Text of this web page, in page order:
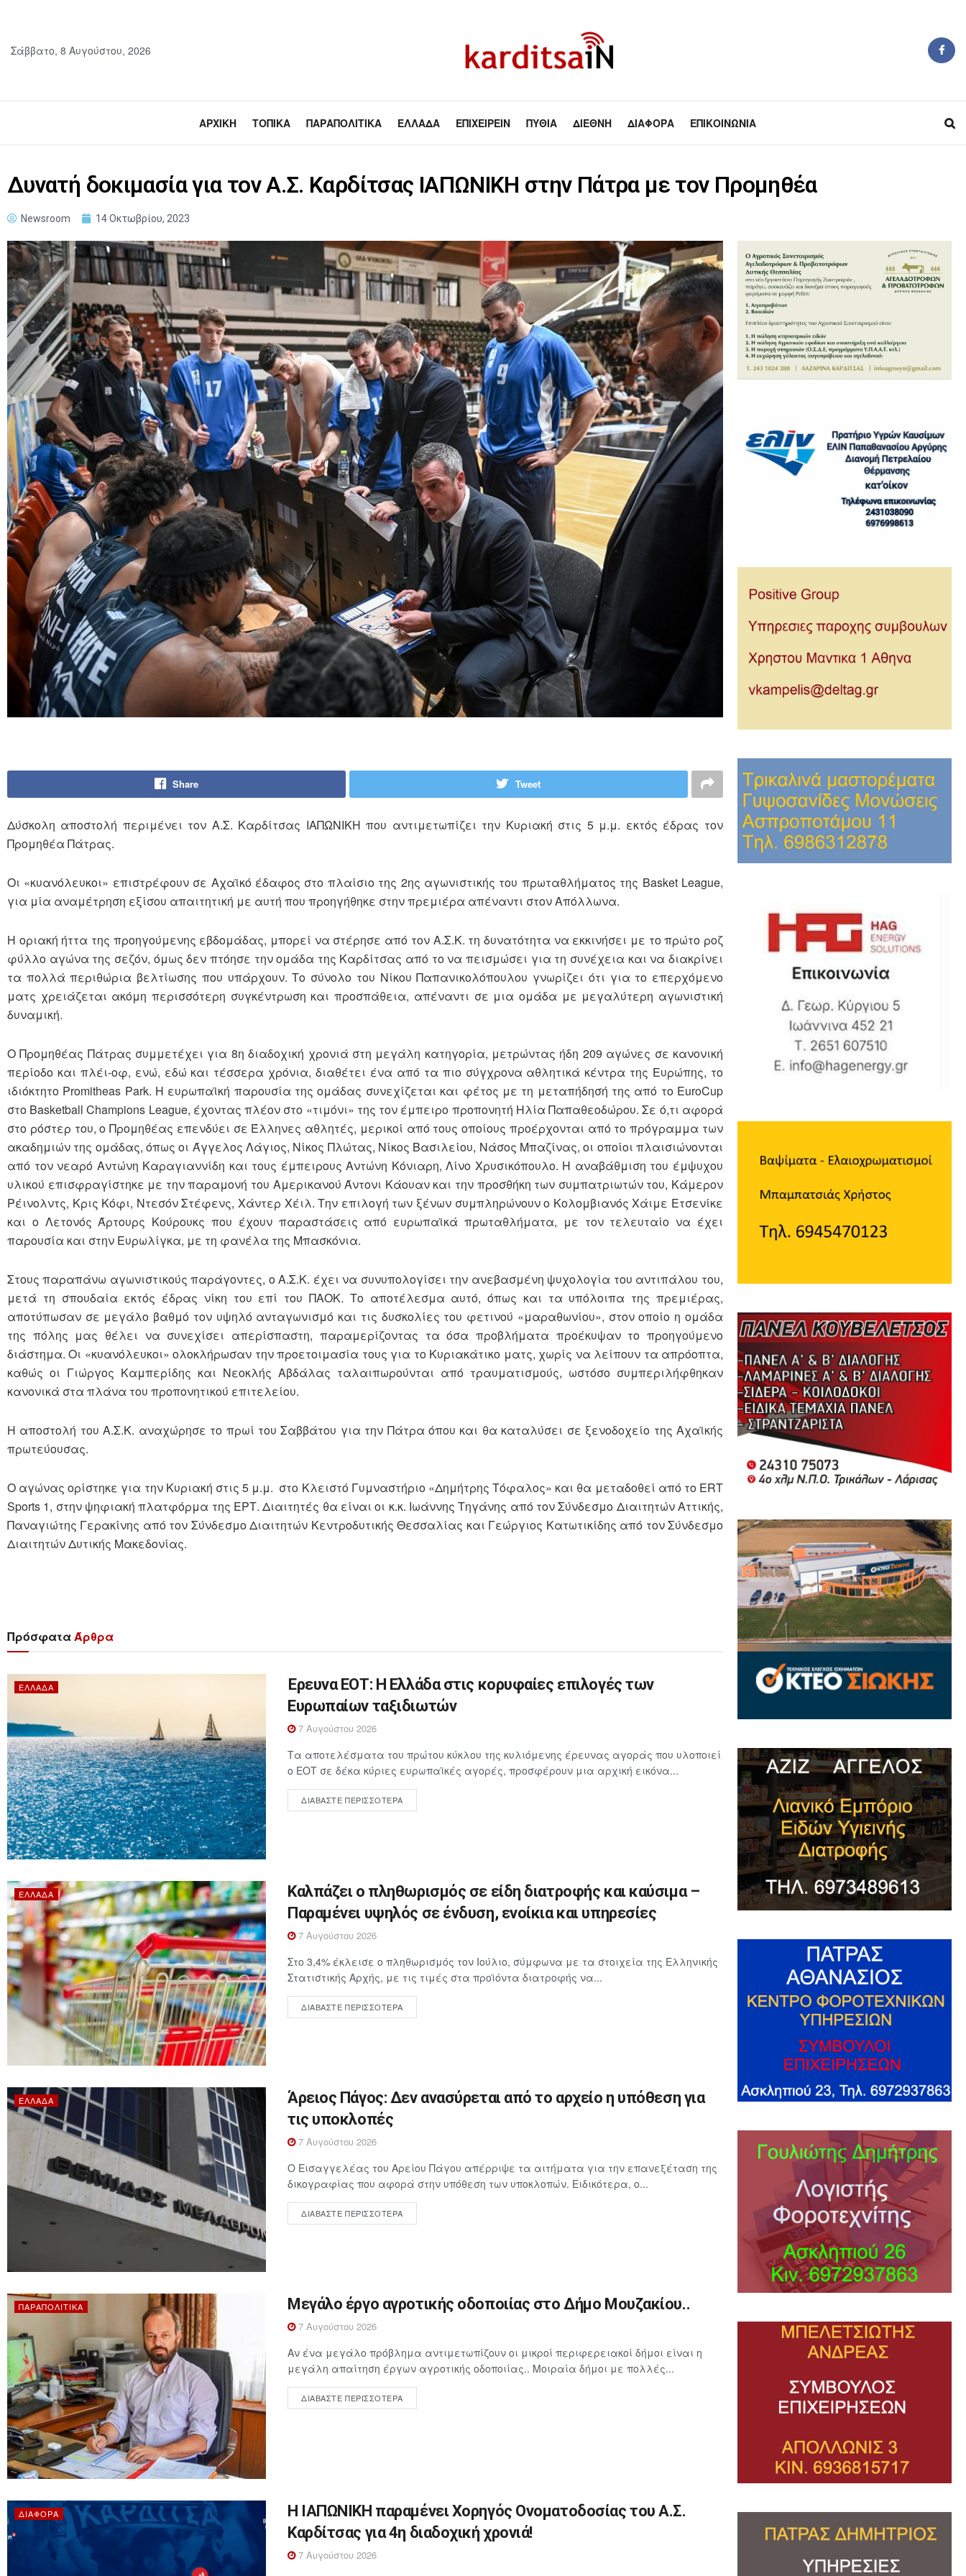
Σάββατο, 8 Αυγούστου, 2026
ΑΡΧΙΚΉ ΤΟΠΙΚΆ ΠΑΡΑΠΟΛΙΤΙΚΆ ΕΛΛΆΔΑ ΕΠΙΧΕΙΡΕΊΝ ΠΥΘΊΑ ΔΙΕΘΝΉ ΔΙΆΦΟΡΑ ΕΠΙΚΟΙΝΩΝΊΑ
Δυνατή δοκιμασία για τον Α.Σ. Καρδίτσας ΙΑΠΩΝΙΚΗ στην Πάτρα με τον Προμηθέα
Newsroom 14 Οκτωβρίου, 2023
Share Tweet
Δύσκολη αποστολή περιμένει τον Α.Σ. Καρδίτσας ΙΑΠΩΝΙΚΗ που αντιμετωπίζει την Κυριακή στις 5 μ.μ. εκτός έδρας τον
Προμηθέα Πάτρας.
Οι «κυανόλευκοι» επιστρέφουν σε Αχαϊκό έδαφος στο πλαίσιο της 2ης αγωνιστικής του πρωταθλήματος της Basket League,
για μία αναμέτρηση εξίσου απαιτητική με αυτή που προηγήθηκε στην πρεμιέρα απέναντι στον Απόλλωνα.
Η οριακή ήττα της προηγούμενης εβδομάδας, μπορεί να στέρησε από τον Α.Σ.Κ. τη δυνατότητα να εκκινήσει με το πρώτο ροζ
φύλλο αγώνα της σεζόν, όμως δεν πτόησε την ομάδα της Καρδίτσας από το να πεισμώσει για τη συνέχεια και να διακρίνει
τα πολλά περιθώρια βελτίωσης που υπάρχουν. Το σύνολο του Νίκου Παπανικολόπουλου γνωρίζει ότι για το επερχόμενο
ματς χρειάζεται ακόμη περισσότερη συγκέντρωση και προσπάθεια, απέναντι σε μια ομάδα με μεγαλύτερη αγωνιστική
δυναμική.
Ο Προμηθέας Πάτρας συμμετέχει για 8η διαδοχική χρονιά στη μεγάλη κατηγορία, μετρώντας ήδη 209 αγώνες σε κανονική
περίοδο και πλέι-οφ, ενώ, εδώ και τέσσερα χρόνια, διαθέτει ένα από τα πιο σύγχρονα αθλητικά κέντρα της Ευρώπης, το
ιδιόκτητο Promitheas Park. Η ευρωπαϊκή παρουσία της ομάδας συνεχίζεται και φέτος με τη μεταπήδησή της από το EuroCup
στο Basketball Champions League, έχοντας πλέον στο «τιμόνι» της τον έμπειρο προπονητή Ηλία Παπαθεοδώρου. Σε ό,τι αφορά
στο ρόστερ του, ο Προμηθέας επενδύει σε Έλληνες αθλητές, μερικοί από τους οποίους προέρχονται από το πρόγραμμα των
ακαδημιών της ομάδας, όπως οι Άγγελος Λάγιος, Νίκος Πλώτας, Νίκος Βασιλείου, Νάσος Μπαζίνας, οι οποίοι πλαισιώνονται
από τον νεαρό Αντώνη Καραγιαννίδη και τους έμπειρους Αντώνη Κόνιαρη, Λίνο Χρυσικόπουλο. Η αναβάθμιση του έμψυχου
υλικού επισφραγίστηκε με την παραμονή του Αμερικανού Άντονι Κάουαν και την προσθήκη των συμπατριωτών του, Κάμερον
Ρέινολντς, Κρις Κόφι, Ντεσόν Στέφενς, Χάντερ Χέιλ. Την επιλογή των ξένων συμπληρώνουν ο Κολομβιανός Χάιμε Ετσενίκε
και ο Λετονός Άρτουρς Κούρουκς που έχουν παραστάσεις από ευρωπαϊκά πρωταθλήματα, με τον τελευταίο να έχει
παρουσία και στην Ευρωλίγκα, με τη φανέλα της Μπασκόνια.
Στους παραπάνω αγωνιστικούς παράγοντες, ο Α.Σ.Κ. έχει να συνυπολογίσει την ανεβασμένη ψυχολογία του αντιπάλου του,
μετά τη σπουδαία εκτός έδρας νίκη του επί του ΠΑΟΚ. Το αποτέλεσμα αυτό, όπως και τα υπόλοιπα της πρεμιέρας,
αποτύπωσαν σε μεγάλο βαθμό τον υψηλό ανταγωνισμό και τις δυσκολίες του φετινού «μαραθωνίου», στον οποίο η ομάδα
της πόλης μας θέλει να συνεχίσει απερίσπαστη, παραμερίζοντας τα όσα προβλήματα προέκυψαν το προηγούμενο
διάστημα. Οι «κυανόλευκοι» ολοκλήρωσαν την προετοιμασία τους για το Κυριακάτικο ματς, χωρίς να λείπουν τα απρόοπτα,
καθώς οι Γιώργος Καμπερίδης και Νεοκλής Αβδάλας ταλαιπωρούνται από τραυματισμούς, ωστόσο συμπεριλήφθηκαν
κανονικά στα πλάνα του προπονητικού επιτελείου.
Η αποστολή του Α.Σ.Κ. αναχώρησε το πρωί του Σαββάτου για την Πάτρα όπου και θα καταλύσει σε ξενοδοχείο της Αχαϊκής
πρωτεύουσας.
Ο αγώνας ορίστηκε για την Κυριακή στις 5 μ.μ. στο Κλειστό Γυμναστήριο «Δημήτρης Τόφαλος» και θα μεταδοθεί από το ERT
Sports 1, στην ψηφιακή πλατφόρμα της ΕΡΤ. Διαιτητές θα είναι οι κ.κ. Ιωάννης Τηγάνης από τον Σύνδεσμο Διαιτητών Αττικής,
Παναγιώτης Γερακίνης από τον Σύνδεσμο Διαιτητών Κεντροδυτικής Θεσσαλίας και Γεώργιος Κατωτικίδης από τον Σύνδεσμο
Διαιτητών Δυτικής Μακεδονίας.
ΠρόσφαταΆρθρα
ΕΛΛΆΔΑ
Έρευνα ΕΟΤ: Η Ελλάδα στις κορυφαίες επιλογές των
Ευρωπαίων ταξιδιωτών
7 Αυγούστου 2026
Τα αποτελέσματα του πρώτου κύκλου της κυλιόμενης έρευνας αγοράς που υλοποιεί
ο ΕΟΤ σε δέκα κύριες ευρωπαϊκές αγορές, προσφέρουν μια αρχική εικόνα...
ΔΙΑΒΆΣΤΕ ΠΕΡΙΣΣΌΤΕΡΑ
ΕΛΛΆΔΑ
Καλπάζει ο πληθωρισμός σε είδη διατροφής και καύσιμα –
Παραμένει υψηλός σε ένδυση, ενοίκια και υπηρεσίες
7 Αυγούστου 2026
Στο 3,4% έκλεισε ο πληθωρισμός τον Ιούλιο, σύμφωνα με τα στοιχεία της Ελληνικής
Στατιστικής Αρχής, με τις τιμές στα προϊόντα διατροφής να...
ΔΙΑΒΆΣΤΕ ΠΕΡΙΣΣΌΤΕΡΑ
ΕΛΛΆΔΑ
Άρειος Πάγος: Δεν ανασύρεται από το αρχείο η υπόθεση για
τις υποκλοπές
7 Αυγούστου 2026
Ο Εισαγγελέας του Αρείου Πάγου απέρριψε τα αιτήματα για την επανεξέταση της
δικογραφίας που αφορά στην υπόθεση των υποκλοπών. Ειδικότερα, ο...
ΔΙΑΒΆΣΤΕ ΠΕΡΙΣΣΌΤΕΡΑ
ΠΑΡΑΠΟΛΙΤΙΚΆ Μεγάλο έργο αγροτικής οδοποιίας στο Δήμο Μουζακίου..
7 Αυγούστου 2026
Αν ένα μεγάλο πρόβλημα αντιμετωπίζουν οι μικροί περιφερειακοί δήμοι είναι η
μεγάλη απαίτηση έργων αγροτικής οδοποιίας.. Μοιραία δήμοι με πολλές...
ΔΙΑΒΆΣΤΕ ΠΕΡΙΣΣΌΤΕΡΑ
ΔΙΆΦΟΡΑ
Η ΙΑΠΩΝΙΚΗ παραμένει Χορηγός Ονοματοδοσίας του Α.Σ.
Καρδίτσας για 4η διαδοχική χρονιά!
7 Αυγούστου 2026